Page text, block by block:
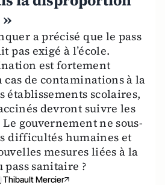
a précisé que le pass
pas exigé à l’école.
est fortement
de contaminations à la
établissements scolaires,
devront suivre les
gouvernement ne sous-
difficultés humaines et
mesures liées à la
sanitaire ?
Thibault Mercier